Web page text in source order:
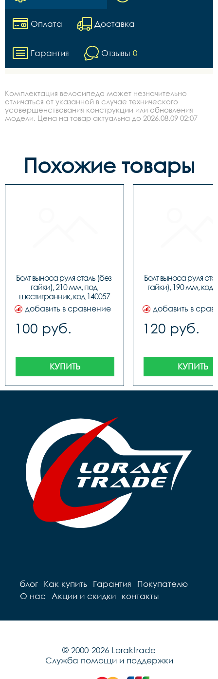
Оплата Доставка
Гарантия Отзывы 0
Комплектация велосипеда может незначительно
отличаться от указанной в случае технического
усовершенствования конструкции или обновления
модели. Цена на товар актуальна до 2026.08.09 02:07
Похожие товары
Болт выноса руля сталь (без
гайки), 210 мм, под
шестигранник, код 140057
добавить в сравнение
100 руб.
КУПИТЬ
Болт выноса руля
гайки), 190 мм, код
добавить в
120 руб.
КУПИТЬ
блог Как купить Гарантия
Покупателю
О нас
Акции и скидки контакты
© 2000-2026 Loraktrade
Служба помощи и поддержки